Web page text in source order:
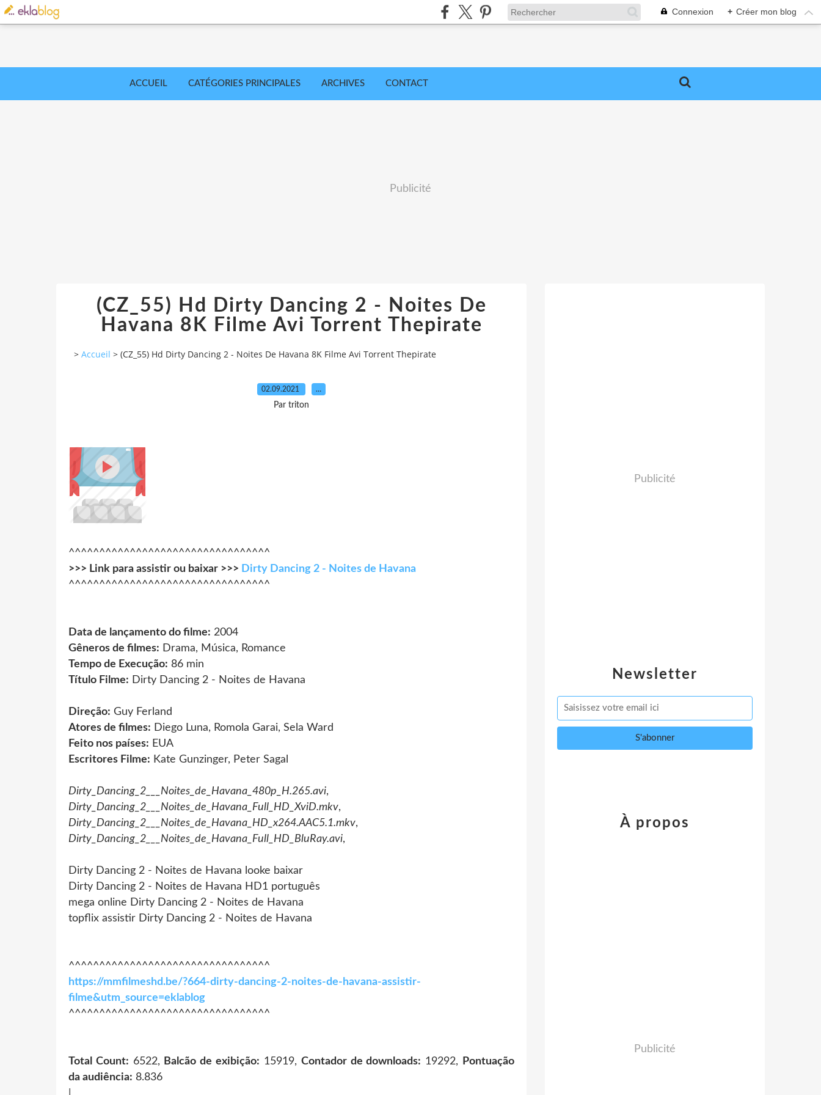
Connexion + Créer mon blog
ACCUEIL CATÉGORIES PRINCIPALES ARCHIVES CONTACT
Publicité
(CZ_55) Hd Dirty Dancing 2 - Noites De
Havana 8K Filme Avi Torrent Thepirate
> Accueil > (CZ_55) Hd Dirty Dancing 2 - Noites De Havana 8K Filme Avi Torrent Thepirate
02.09.2021 …
Par triton
^^^^^^^^^^^^^^^^^^^^^^^^^^^^^^^^^
>>> Link para assistir ou baixar >>> Dirty Dancing 2 - Noites de Havana
^^^^^^^^^^^^^^^^^^^^^^^^^^^^^^^^^
Data de lançamento do filme: 2004
Gêneros de filmes: Drama, Música, Romance
Tempo de Execução: 86 min
Título Filme: Dirty Dancing 2 - Noites de Havana
Direção: Guy Ferland
Atores de filmes: Diego Luna, Romola Garai, Sela Ward
Feito nos países: EUA
Escritores Filme: Kate Gunzinger, Peter Sagal
Dirty_Dancing_2___Noites_de_Havana_480p_H.265.avi,
Dirty_Dancing_2___Noites_de_Havana_Full_HD_XviD.mkv,
Dirty_Dancing_2___Noites_de_Havana_HD_x264.AAC5.1.mkv,
Dirty_Dancing_2___Noites_de_Havana_Full_HD_BluRay.avi,
Dirty Dancing 2 - Noites de Havana looke baixar
Dirty Dancing 2 - Noites de Havana HD1 português
mega online Dirty Dancing 2 - Noites de Havana
topflix assistir Dirty Dancing 2 - Noites de Havana
^^^^^^^^^^^^^^^^^^^^^^^^^^^^^^^^^
https://mmfilmeshd.be/?664-dirty-dancing-2-noites-de-havana-assistir-
filme&utm_source=eklablog
^^^^^^^^^^^^^^^^^^^^^^^^^^^^^^^^^
Total Count: 6522, Balcão de exibição: 15919, Contador de downloads: 19292,
Pontuação
da audiência: 8.836
Newsletter
Publicité
À propos
Publicité